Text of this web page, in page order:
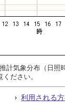
計気象分布（日
ください。
利用される